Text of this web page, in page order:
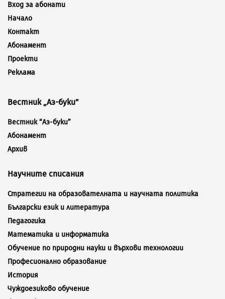
Вход за абонати
Начало
Контакт
Абонамент
Проекти
Реклама
Вестник „Аз-буки”
Вестник “Аз-буки”
Абонамент
Архив
Научните списания
Стратегии на образователната и научната политика
Български език и литература
Педагогика
Математика и информатика
Обучение по природни науки и върхови технологии
Професионално образование
История
Чуждоезиково обучение